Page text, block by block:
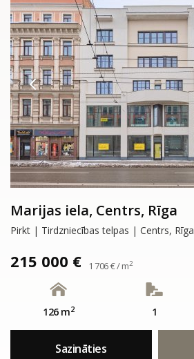
Marijas iela, Centrs, Rīga
Pirkt | Tirdzniecības telpas | Centrs, Rīga
215 000 € 1 706 € / m2
126 m2 1
Sazināties